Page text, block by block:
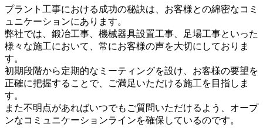
プラント工事における成功の秘訣は、お客様との綿密なコミ
ュニケーションにあります。
弊社では、鍛冶工事、機械器具設置工事、足場工事といった
様々な施工において、常にお客様の声を大切にしておりま
す。
初期段階から定期的なミーティングを設け、お客様の要望を
正確に把握することで、ご満足いただける施工を目指しま
す。
また不明点があればいつでもご質問いただけるよう、オープ
ンなコミュニケーションラインを確保しているのです。